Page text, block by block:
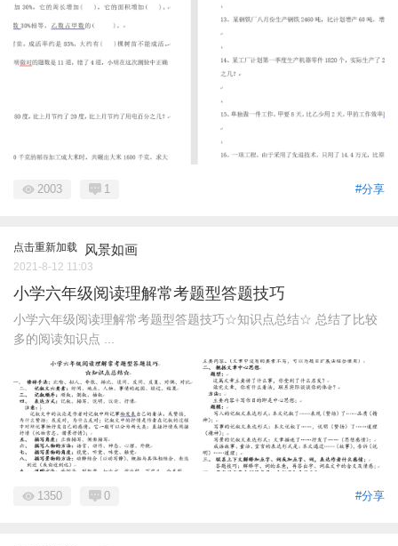
#分享
2003 1
点击重新加载 风景如画
2021-8-12 11:03
小学六年级阅读理解常考题型答题技巧
小学六年级阅读理解常考题型答题技巧☆知识点总结☆ 总结了比较
多的阅读知识点 ...
#分享
1350 0